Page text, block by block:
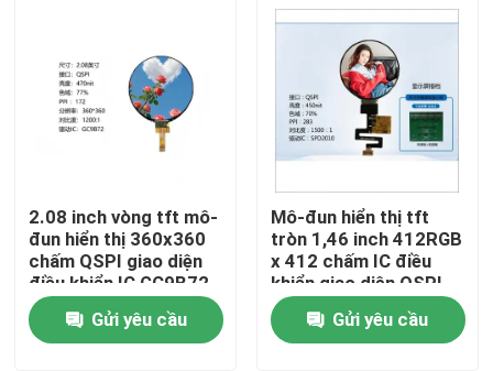
2.08 inch vòng tft mô-
đun hiển thị 360x360
chấm QSPI giao diện
điều khiển IC GC9B72
Gửi yêu cầu
Mô-đun hiển thị tft
tròn 1,46 inch 412RGB
x 412 chấm IC điều
khiển giao diện QSPI
SPD2010
Gửi yêu cầu